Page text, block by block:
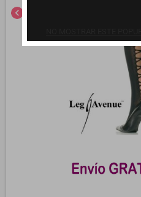
chevron_left